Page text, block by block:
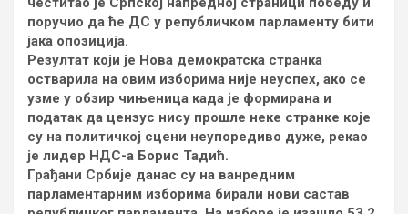
поручио да ће ДС у републичком парламенту бити
јака опозиција.
Резултат који је Нова демократска странка
остварила на овим изборима није неуспех, ако се
узме у обзир чињеница када је формирана и
податак да цензус нису прошле неке странке које
су на политичкој сцени неупоредиво дуже, рекао
је лидер НДС-а Борис Тадић.
Грађани Србије данас су на ванредним
парламентарним изборима бирали нови састав